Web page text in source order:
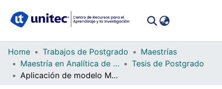
Communities
Collections
Home Trabajos de Postgrado
Maestrías
Maestría en Analítica de Negocios
Tesis de Postgrado
Aplicación de modelo ML para analizar los programas que potencian el éxito de jóvenes egresados de instituciones en una ONG.